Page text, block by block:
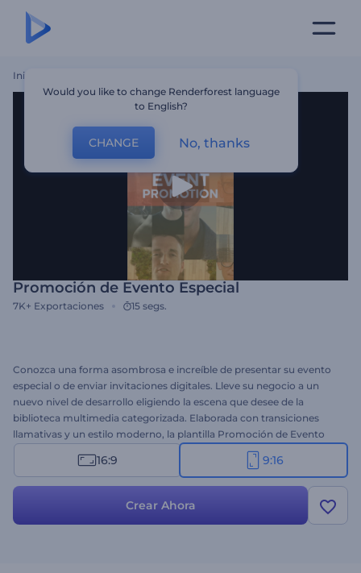
Inicio
Promoción de Evento Especial
7K+ Exportaciones 15 segs.
Conozca una forma asombrosa e increíble de presentar su evento
especial o de enviar invitaciones digitales. Lleve su negocio a un
nuevo nivel de desarrollo eligiendo la escena que desee de la
biblioteca multimedia categorizada. Elaborada con transiciones
llamativas y un estilo moderno, la plantilla Promoción de Evento
Especial será perfecta para presentar un evento especial, una intro
corporativa/de conferencia, un demo reel de producción,
Instagram en segundos. ¡Pruébela gratis hoy mismo!
16:9 9:16
Crear Ahora
Would you like to change Renderforest language
to English?
CHANGE No, thanks